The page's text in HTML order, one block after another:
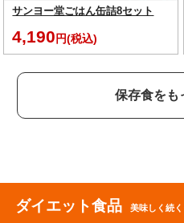
サンヨー堂ごはん缶詰8セット
4,190 円(税込)
保存食をも
ダイエット食品 美味しく続